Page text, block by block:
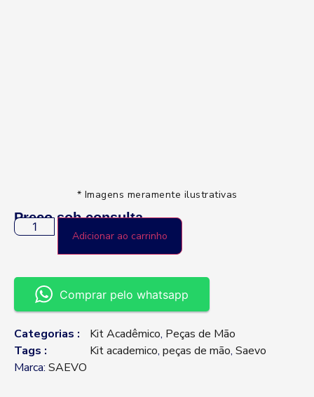
* Imagens meramente ilustrativas
Preço sob consulta
Adicionar ao carrinho
Comprar pelo whatsapp
Categorias : Kit Acadêmico, Peças de Mão
Tags :
Kit academico, peças de mão, Saevo
Marca: SAEVO